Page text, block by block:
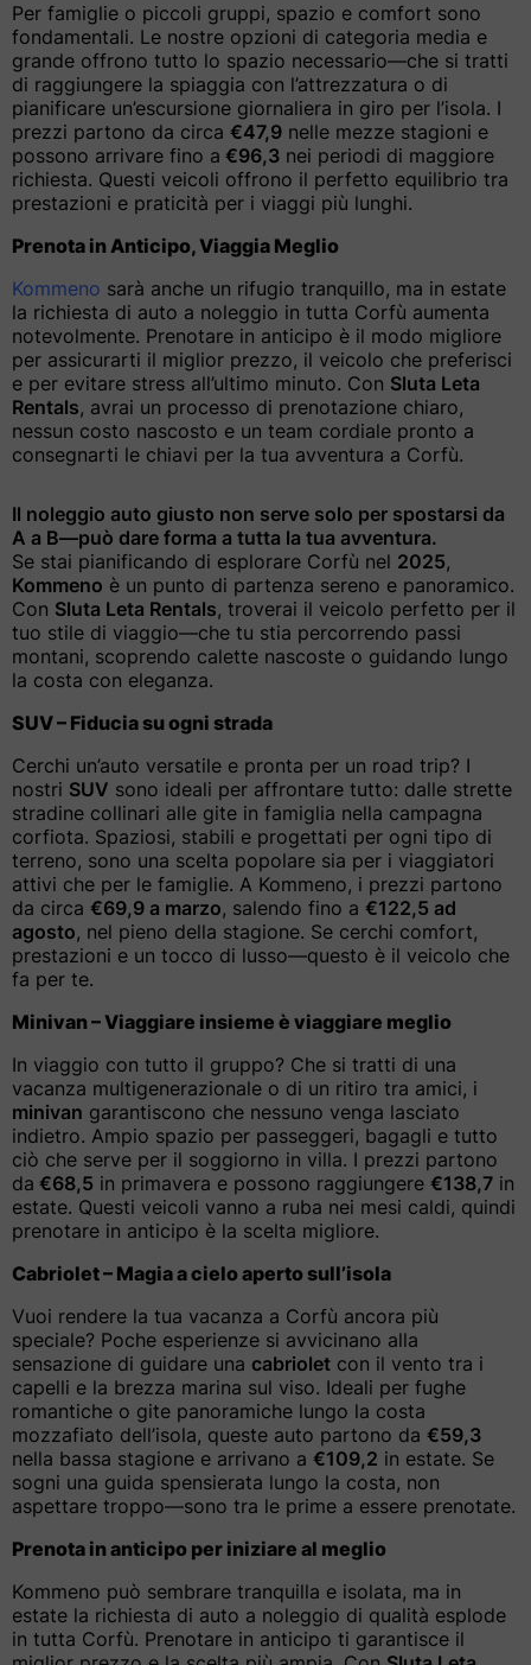
Per famiglie o piccoli gruppi, spazio e comfort sono
fondamentali. Le nostre opzioni di categoria media e
grande offrono tutto lo spazio necessario—che si tratti
di raggiungere la spiaggia con l’attrezzatura o di
pianificare un’escursione giornaliera in giro per l’isola. I
prezzi partono da circa €47,9 nelle mezze stagioni e
possono arrivare fino a €96,3 nei periodi di maggiore
richiesta. Questi veicoli offrono il perfetto equilibrio tra
prestazioni e praticità per i viaggi più lunghi.
Prenota in Anticipo, Viaggia Meglio
Kommeno sarà anche un rifugio tranquillo, ma in estate
la richiesta di auto a noleggio in tutta Corfù aumenta
notevolmente. Prenotare in anticipo è il modo migliore
per assicurarti il miglior prezzo, il veicolo che preferisci
e per evitare stress all’ultimo minuto. Con Sluta Leta
Rentals, avrai un processo di prenotazione chiaro,
nessun costo nascosto e un team cordiale pronto a
consegnarti le chiavi per la tua avventura a Corfù.
Il noleggio auto giusto non serve solo per spostarsi da
A a B—può dare forma a tutta la tua avventura.
Se stai pianificando di esplorare Corfù nel 2025,
Kommeno è un punto di partenza sereno e panoramico.
Con Sluta Leta Rentals, troverai il veicolo perfetto per il
tuo stile di viaggio—che tu stia percorrendo passi
montani, scoprendo calette nascoste o guidando lungo
la costa con eleganza.
SUV – Fiducia su ogni strada
Cerchi un’auto versatile e pronta per un road trip? I
nostri SUV sono ideali per affrontare tutto: dalle strette
stradine collinari alle gite in famiglia nella campagna
corfiota. Spaziosi, stabili e progettati per ogni tipo di
terreno, sono una scelta popolare sia per i viaggiatori
attivi che per le famiglie. A Kommeno, i prezzi partono
da circa €69,9 a marzo, salendo fino a €122,5 ad
agosto, nel pieno della stagione. Se cerchi comfort,
prestazioni e un tocco di lusso—questo è il veicolo che
fa per te.
Minivan – Viaggiare insieme è viaggiare meglio
In viaggio con tutto il gruppo? Che si tratti di una
vacanza multigenerazionale o di un ritiro tra amici, i
minivan garantiscono che nessuno venga lasciato
indietro. Ampio spazio per passeggeri, bagagli e tutto
ciò che serve per il soggiorno in villa. I prezzi partono
da €68,5 in primavera e possono raggiungere €138,7 in
estate. Questi veicoli vanno a ruba nei mesi caldi, quindi
prenotare in anticipo è la scelta migliore.
Cabriolet – Magia a cielo aperto sull’isola
Vuoi rendere la tua vacanza a Corfù ancora più
speciale? Poche esperienze si avvicinano alla
sensazione di guidare una cabriolet con il vento tra i
capelli e la brezza marina sul viso. Ideali per fughe
romantiche o gite panoramiche lungo la costa
mozzafiato dell’isola, queste auto partono da €59,3
nella bassa stagione e arrivano a €109,2 in estate. Se
sogni una guida spensierata lungo la costa, non
aspettare troppo—sono tra le prime a essere prenotate.
Prenota in anticipo per iniziare al meglio
Kommeno può sembrare tranquilla e isolata, ma in
estate la richiesta di auto a noleggio di qualità esplode
in tutta Corfù. Prenotare in anticipo ti garantisce il